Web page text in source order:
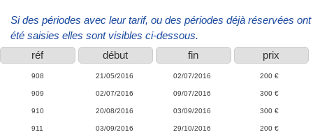
Si des périodes avec leur tarif, ou des périodes déjà réservées ont
été saisies elles sont visibles ci-dessous.
réf
début fin prix
908 21/05/2016 02/07/2016 200 €
909 02/07/2016 09/07/2016 300 €
910 20/08/2016 03/09/2016 300 €
911 03/09/2016 29/10/2016 200 €